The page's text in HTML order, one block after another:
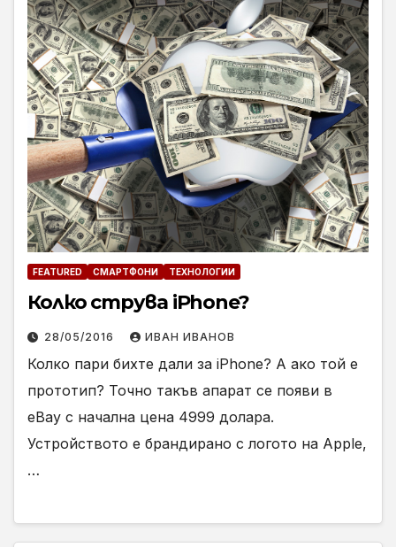
FEATURED СМАРТФОНИ ТЕХНОЛОГИИ
Колко струва iPhone?
28/05/2016 ИВАН ИВАНОВ
Колко пари бихте дали за iPhone? А ако той е
прототип? Точно такъв апарат се появи в
eBay с начална цена 4999 долара.
Устройството е брандирано с логото на Apple,
…